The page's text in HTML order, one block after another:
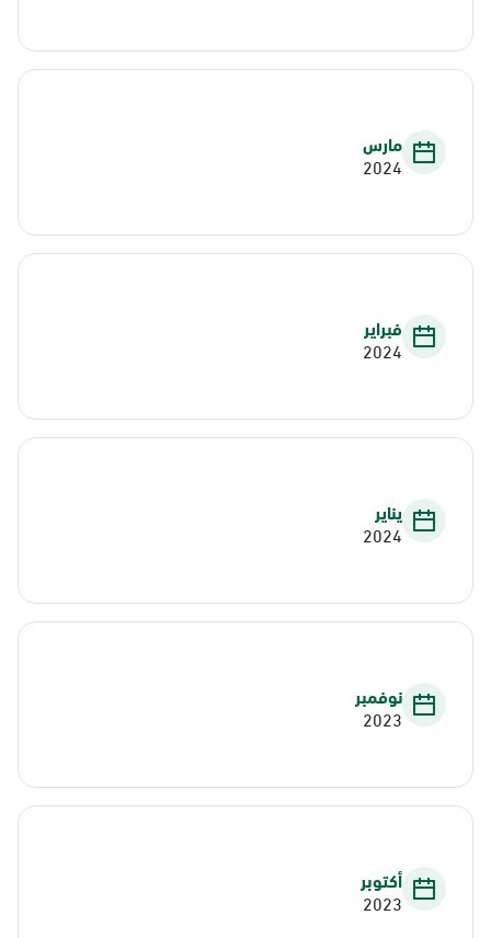
مارس
2024
فبراير
2024
يناير
2024
نوفمبر
2023
أكتوبر
2023